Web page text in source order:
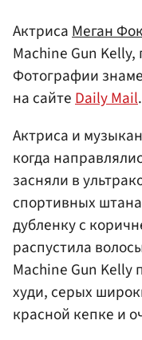
АктрисаМеган
Machine Gun
Фотографии
на сайтеDaily Mail.
Актриса и
когда
засняли в
спортивных
дубленку с
распустила
Machine Gun Kelly
худи, серых
красной кепке и